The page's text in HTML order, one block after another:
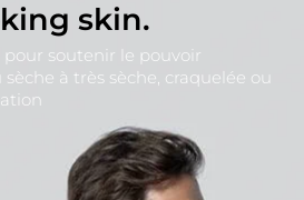
skin.
soutenir le pouvoir
à très sèche, craquelée ou